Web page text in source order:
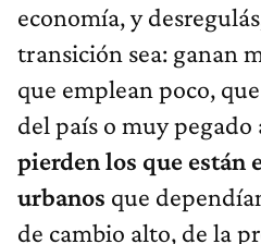
economía, y
transición sea: ganan
que emplean poco,
del país o muy
pierden los que están
urbanos que
de cambio alto, de la